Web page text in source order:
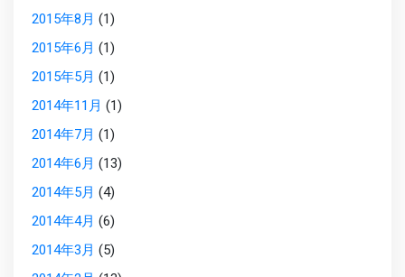
2015年8月 (1)
2015年6月 (1)
2015年5月 (1)
2014年11月 (1)
2014年7月 (1)
2014年6月 (13)
2014年5月 (4)
2014年4月 (6)
2014年3月 (5)